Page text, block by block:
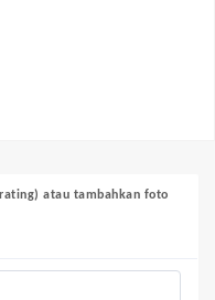
atau tambahkan foto